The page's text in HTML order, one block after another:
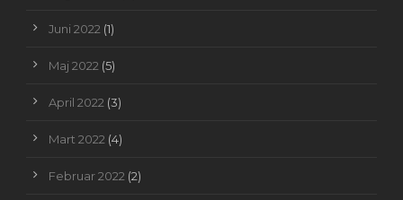
Juni 2022 (1)
Maj 2022 (5)
April 2022 (3)
Mart 2022 (4)
Februar 2022 (2)